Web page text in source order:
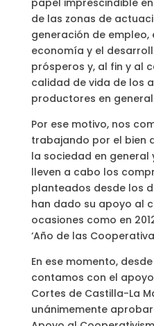
papel imprescindible
de las zonas de
generación de empleo,
economía y el
prósperos y, al fin y al
calidad de vida de los
productores en
Por ese motivo, nos
trabajando por el bien
la sociedad en general
lleven a cabo los
planteados desde los
han dado su apoyo al
ocasiones como en
‘Año de las
En ese momento,
contamos con el
Cortes de Castilla-La
unánimemente